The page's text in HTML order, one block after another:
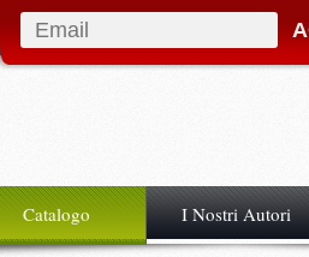
Catalogo I Nostri Autori